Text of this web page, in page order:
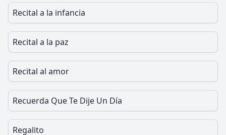
Recital a la infancia
Recital a la paz
Recital al amor
Recuerda Que Te Dije Un Día
Regalito